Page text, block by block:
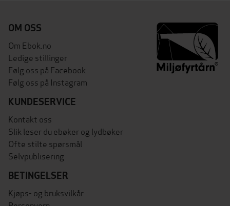
OM OSS
Om Ebok.no
Ledige stillinger
Følg oss på Facebook
Følg oss på Instagram
KUNDESERVICE
Kontakt oss
Slik leser du ebøker og lydbøker
Ofte stilte spørsmål
Selvpublisering
BETINGELSER
Kjøps- og bruksvilkår